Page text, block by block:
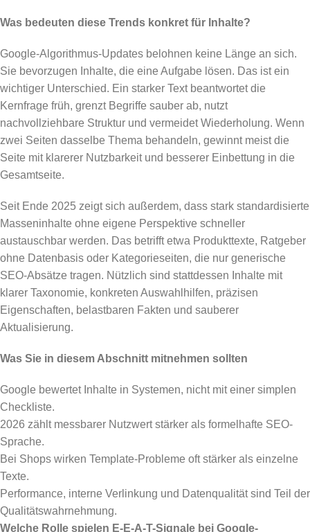
Was bedeuten diese Trends konkret für Inhalte?
Google-Algorithmus-Updates belohnen keine Länge an sich.
Sie bevorzugen Inhalte, die eine Aufgabe lösen. Das ist ein
wichtiger Unterschied. Ein starker Text beantwortet die
Kernfrage früh, grenzt Begriffe sauber ab, nutzt
nachvollziehbare Struktur und vermeidet Wiederholung. Wenn
zwei Seiten dasselbe Thema behandeln, gewinnt meist die
Seite mit klarerer Nutzbarkeit und besserer Einbettung in die
Gesamtseite.
Seit Ende 2025 zeigt sich außerdem, dass stark standardisierte
Masseninhalte ohne eigene Perspektive schneller
austauschbar werden. Das betrifft etwa Produkttexte, Ratgeber
ohne Datenbasis oder Kategorieseiten, die nur generische
SEO-Absätze tragen. Nützlich sind stattdessen Inhalte mit
klarer Taxonomie, konkreten Auswahlhilfen, präzisen
Eigenschaften, belastbaren Fakten und sauberer
Aktualisierung.
Was Sie in diesem Abschnitt mitnehmen sollten
Google bewertet Inhalte in Systemen, nicht mit einer simplen
Checkliste.
2026 zählt messbarer Nutzwert stärker als formelhafte SEO-
Sprache.
Bei Shops wirken Template-Probleme oft stärker als einzelne
Texte.
Performance, interne Verlinkung und Datenqualität sind Teil der
Qualitätswahrnehmung.
Welche Rolle spielen E-E-A-T-Signale bei Google-